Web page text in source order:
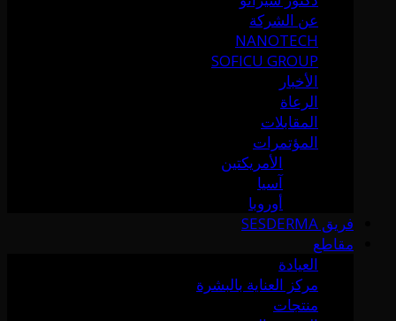
عن الشركة
NANOTECH
SOFICU GROUP
الأخبار
الرعاة
المقابلات
المؤتمرات
الأمريكتين
آسيا
أوروبا
فريق SESDERMA
مقاطع
العيادة
مركز العناية بالبشرة
منتجات